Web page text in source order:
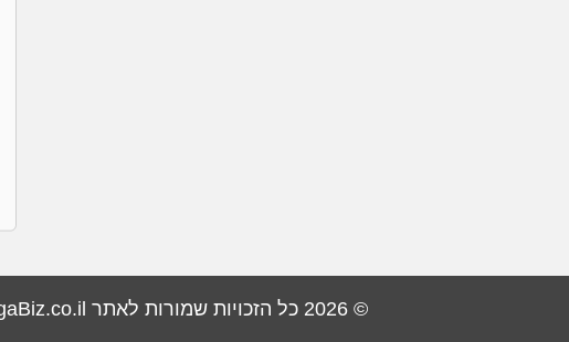
© 2026 כל הזכויות שמורות לאתר PisgaBiz.co.il